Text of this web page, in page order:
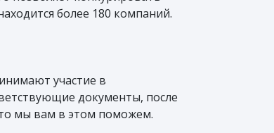
более 180 компаний.
участие в
документы, после
то мы вам в этом поможем.